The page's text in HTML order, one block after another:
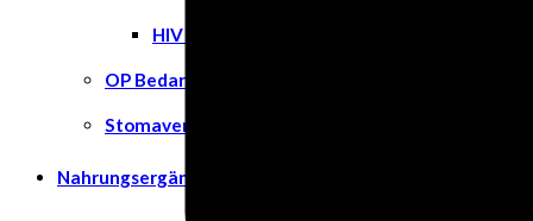
HIV Tests
OP Bedarf
Stomaversorgung
Nahrungsergänzungsmittel